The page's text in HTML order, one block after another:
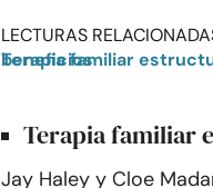
LECTURAS
Terapia familiar estructural: exploración del significado, los tipos y los beneficios
Terapia familiar
Jay Haley y Cloe